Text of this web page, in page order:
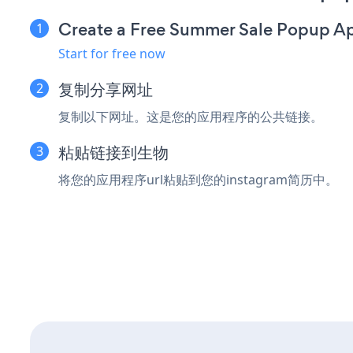
Create a Free Summer Sale Popup
Start for free now
复制分享网址
复制以下网址。这是您的应用程序的公共链接。
粘贴链接到生物
将您的应用程序url粘贴到您的instagram简历中。